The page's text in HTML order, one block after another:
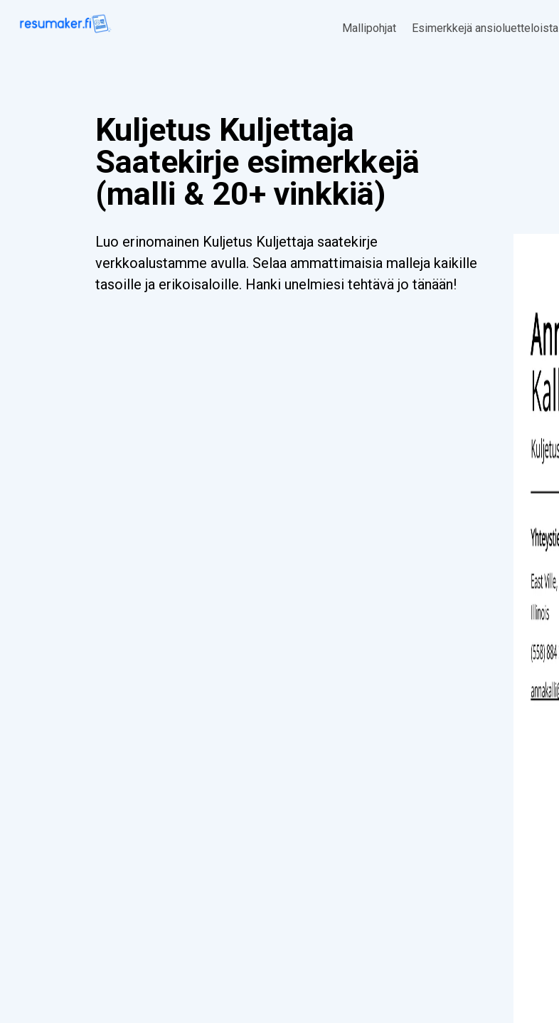
Mallipohjat Esimerkkejä ansioluetteloista
Kuljetus Kuljettaja
Saatekirje esimerkkejä
(malli & 20+ vinkkiä)
Luo erinomainen Kuljetus Kuljettaja saatekirje
verkkoalustamme avulla. Selaa ammattimaisia malleja kaikille
tasoille ja erikoisaloille. Hanki unelmiesi tehtävä jo tänään!